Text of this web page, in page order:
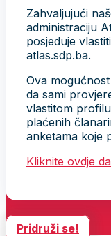
Zahvaljujući
administraciju
posjeduje
atlas.sdp.ba.
Ova
da sami
vlastitom
plaćenih
anketama koje
Kliknite ovdje
Pridruži se!